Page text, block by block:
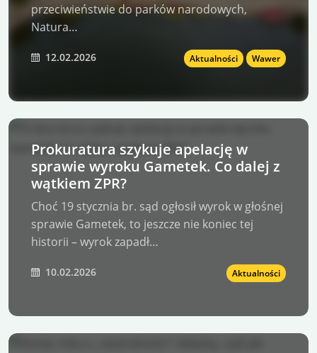
przeciwieństwie do parków narodowych,
Natura…
12.02.2026 Aktualności Wawer
Prokuratura szykuje apelację w
sprawie wyroku Gametek. Co dalej z
wątkiem ZPR?
Choć 19 stycznia br. sąd ogłosił wyrok w głośnej
sprawie Gametek, to jeszcze nie koniec tej
historii – wyrok zapadł…
10.02.2026 Aktualności